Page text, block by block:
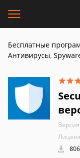
Бесплатные
Антивирусы,
Версия: